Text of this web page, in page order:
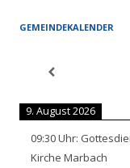
GEMEINDEKALENDER
9. August 2026
09:30Uhr:
Kirche Marbach